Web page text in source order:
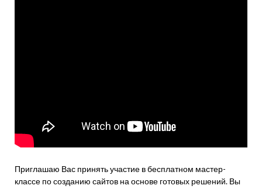
Приглашаю Вас принять участие в бесплатном мастер-
классе по созданию сайтов на основе готовых решений. Вы